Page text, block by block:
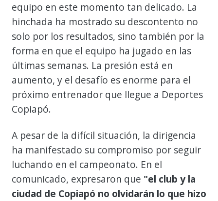
equipo en este momento tan delicado. La
hinchada ha mostrado su descontento no
solo por los resultados, sino también por la
forma en que el equipo ha jugado en las
últimas semanas. La presión está en
aumento, y el desafío es enorme para el
próximo entrenador que llegue a Deportes
Copiapó.
A pesar de la difícil situación, la dirigencia
ha manifestado su compromiso por seguir
luchando en el campeonato. En el
comunicado, expresaron que "el club y la
ciudad de Copiapó no olvidarán lo que hizo